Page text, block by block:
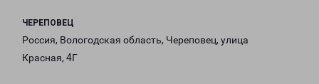
ЧЕРЕПОВЕЦ
Россия, Вологодская область, Череповец, улица
Красная, 4Г